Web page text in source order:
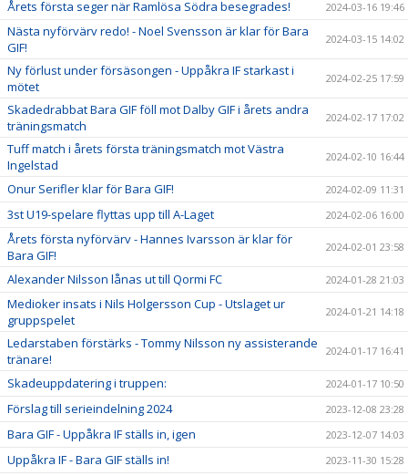
Årets första seger när Ramlösa Södra besegrades! 2024-03-16 19:46
Nästa nyförvärv redo! - Noel Svensson är klar för Bara
GIF!
2024-03-15 14:02
Ny förlust under försäsongen - Uppåkra IF starkast i
mötet
2024-02-25 17:59
Skadedrabbat Bara GIF föll mot Dalby GIF i årets andra
träningsmatch
2024-02-17 17:02
Tuff match i årets första träningsmatch mot Västra
Ingelstad
2024-02-10 16:44
Onur Serifler klar för Bara GIF! 2024-02-09 11:31
3st U19-spelare flyttas upp till A-Laget 2024-02-06 16:00
Årets första nyförvärv - Hannes Ivarsson är klar för
Bara GIF!
2024-02-01 23:58
Alexander Nilsson lånas ut till Qormi FC 2024-01-28 21:03
Medioker insats i Nils Holgersson Cup - Utslaget ur
gruppspelet
2024-01-21 14:18
Ledarstaben förstärks - Tommy Nilsson ny assisterande
tränare!
2024-01-17 16:41
Skadeuppdatering i truppen: 2024-01-17 10:50
Förslag till serieindelning 2024 2023-12-08 23:28
Bara GIF - Uppåkra IF ställs in, igen 2023-12-07 14:03
Uppåkra IF - Bara GIF ställs in! 2023-11-30 15:28